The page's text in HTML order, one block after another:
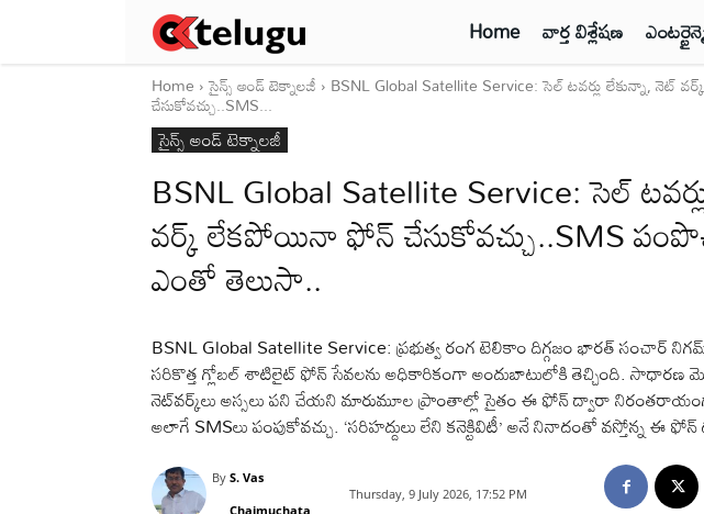
Home వార్త విశ్లేషణ
Home సైన్స్‌ అండ్‌ టెక్నాలజీ BSNL Global Satellite Service: సెల్ టవర్లు లేకున్నా, నెట్
చేసుకోవచ్చు..SMS...
సైన్స్‌ అండ్‌ టెక్నాలజీ
BSNL Global Satellite Service: సెల్
వర్క్ లేకపోయినా ఫోన్ చేసుకోవచ్చు..SMS
ఎంతో తెలుసా..
BSNL Global Satellite Service: ప్రభుత్వ రంగ టెలికాం దిగ్గజం భారత్ సంచార్
సరికొత్త గ్లోబల్ శాటిలైట్ ఫోన్ సేవలను అధికారికంగా అందుబాటులోకి తెచ్చింది. సాధారణ
నెట్‌వర్క్‌లు అస్సలు పని చేయని మారుమూల ప్రాంతాల్లో సైతం ఈ ఫోన్ ద్వారా
అలాగే SMSలు పంపుకోవచ్చు. ‘సరిహద్దులు లేని కనెక్టివిటీ’ అనే నినాదంతో వస్తోన్న ఈ
By S. Vas
Chaimuchata
Thursday, 9 July 2026, 17:52 PM